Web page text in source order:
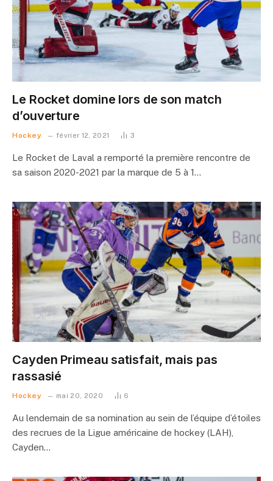
Le Rocket domine lors de son match
d’ouverture
Hockey février 12, 2021 3
Le Rocket de Laval a remporté la première rencontre de
sa saison 2020-2021 par la marque de 5 à 1…
Cayden Primeau satisfait, mais pas
rassasié
Hockey mai 20, 2020 6
Au lendemain de sa nomination au sein de l’équipe d’étoiles
des recrues de la Ligue américaine de hockey (LAH),
Cayden…